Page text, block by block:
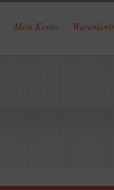
Mein Konto Warenkorb